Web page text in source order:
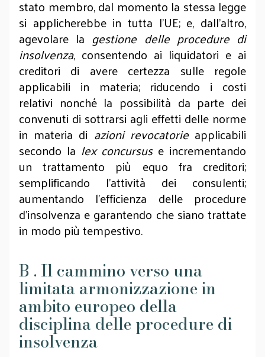
stato membro, dal momento la stessa legge
si applicherebbe in tutta l'UE; e, dall’altro,
agevolare la gestione delle procedure di
insolvenza, consentendo ai liquidatori e ai
creditori di avere certezza sulle regole
applicabili in materia; riducendo i costi
relativi nonché la possibilità da parte dei
convenuti di sottrarsi agli effetti delle norme
in materia di azioni revocatorieapplicabili
secondo la lex concursuse incrementando
un trattamento più equo fra creditori;
semplificando l’attività dei consulenti;
aumentando l'efficienza delle procedure
d'insolvenza e garantendo che siano trattate
in modo più tempestivo.
B . Il cammino verso una
limitata armonizzazione in
ambito europeo della
disciplina delle procedure di
insolvenza